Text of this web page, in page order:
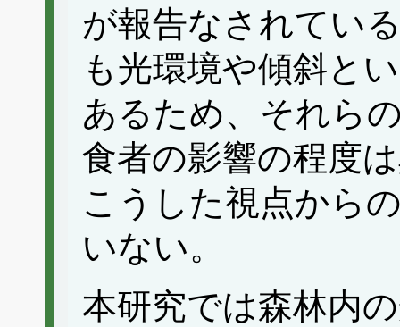
が報告なされてい
も光環境や傾斜と
あるため、それら
食者の影響の程度
こうした視点から
いない。
本研究では森林内